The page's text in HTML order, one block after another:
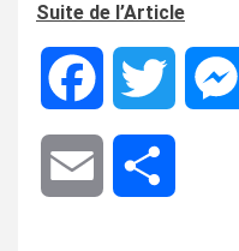
Suite de l’Article
Facebook Twitter
Email